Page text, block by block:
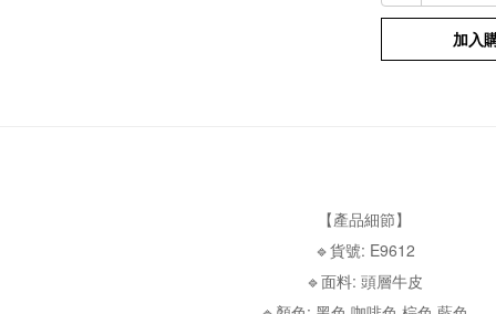
加入
【產品細節】
🔹貨號: E9612
🔹面料: 頭層牛皮